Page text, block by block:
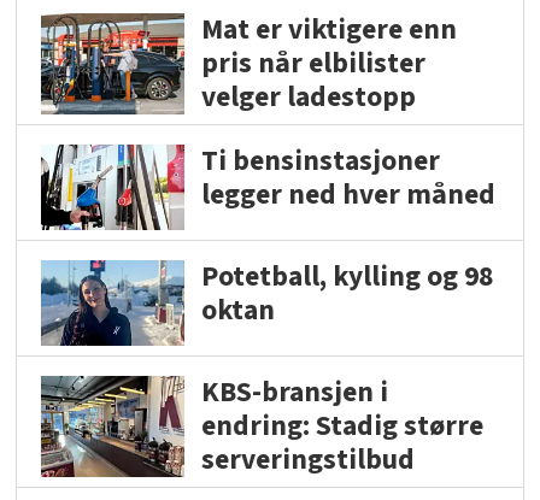
Mat er viktigere enn
pris når elbilister
velger ladestopp
Ti bensinstasjoner
legger ned hver måned
Potetball, kylling og 98
oktan
KBS-bransjen i
endring: Stadig større
serveringstilbud